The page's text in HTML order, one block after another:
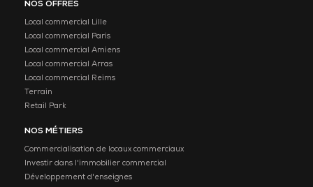
NOS OFFRES
Local commercial Lille
Local commercial Paris
Local commercial Amiens
Local commercial Arras
Local commercial Reims
Terrain
Retail Park
NOS MÉTIERS
Commercialisation de locaux commerciaux
Investir dans l'immobilier commercial
Développement d'enseignes